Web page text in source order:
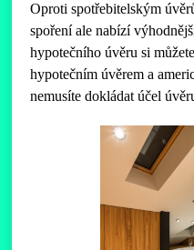
Oproti spotřebitelským
spoření ale nabízí
hypotečního úvěru si
hypotečním úvěrem a
nemusíte dokládat účel